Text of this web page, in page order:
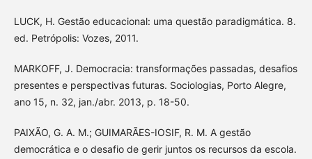
LUCK, H. Gestão educacional: uma questão paradigmática. 8.
ed. Petrópolis: Vozes, 2011.
MARKOFF, J. Democracia: transformações passadas, desafios
presentes e perspectivas futuras. Sociologias, Porto Alegre,
ano 15, n. 32, jan./abr. 2013, p. 18-50.
PAIXÃO, G. A. M.; GUIMARÃES-IOSIF, R. M. A gestão
democrática e o desafio de gerir juntos os recursos da escola.